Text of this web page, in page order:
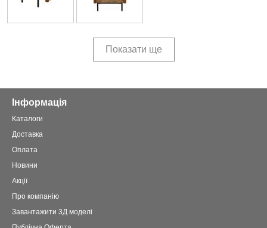
Показати ще
Інформація
Каталоги
Доставка
Оплата
Новини
Акції
Про компанію
Завантажити 3Д моделі